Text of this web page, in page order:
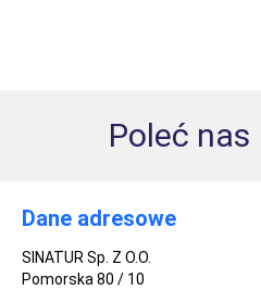
Poleć nas
Dane adresowe
SINATUR Sp. Z O.O.
Pomorska 80 / 10